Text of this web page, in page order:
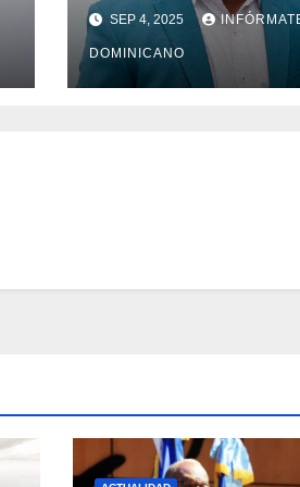
SEP 4, 2025
DOMINICANO